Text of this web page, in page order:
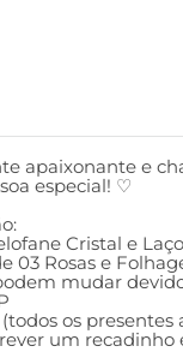
apaixonante e
especial! ♡
Cristal e
03 Rosas e
mudar
(todos os
um recadinho